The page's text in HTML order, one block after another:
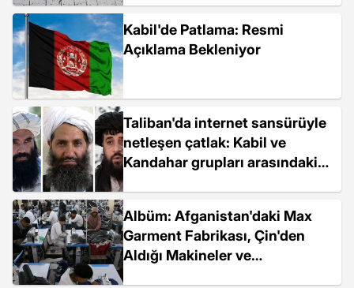
Kabil'de Patlama: Resmi
Açıklama Bekleniyor
Taliban'da internet sansürüyle
netleşen çatlak: Kabil ve
Kandahar grupları arasındaki
Albüm: Afganistan'daki Max
Garment Fabrikası, Çin'den
Aldığı Makineler ve